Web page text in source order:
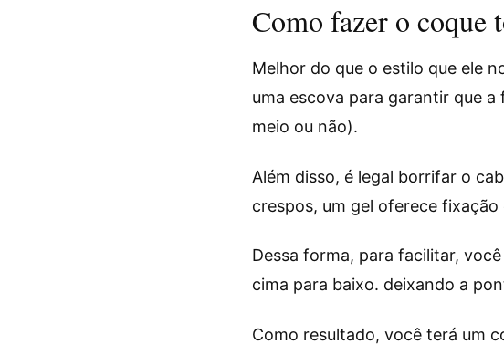
Como fazer o coque
Melhor do que o estilo que ele
uma escova para garantir que
meio ou não).
Além disso, é legal borrifar o
crespos, um gel oferece fixação
Dessa forma, para facilitar,
cima para baixo. deixando a
Como resultado, você terá um